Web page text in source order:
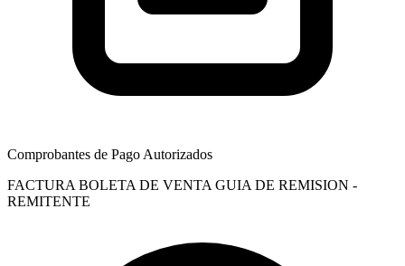
Comprobantes de Pago Autorizados
FACTURA BOLETA DE VENTA GUIA DE REMISION -
REMITENTE